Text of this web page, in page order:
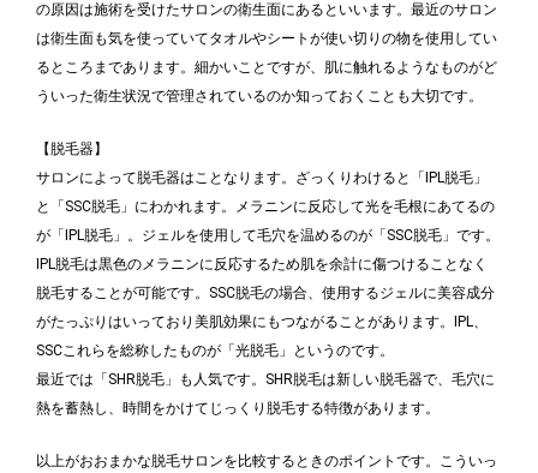
の原因は施術を受けたサロンの衛生面にあるといいます。最近のサロン
は衛生面も気を使っていてタオルやシートが使い切りの物を使用してい
るところまであります。細かいことですが、肌に触れるようなものがど
ういった衛生状況で管理されているのか知っておくことも大切です。
【脱毛器】
サロンによって脱毛器はことなります。ざっくりわけると「IPL脱毛」
と「SSC脱毛」にわかれます。メラニンに反応して光を毛根にあてるの
が「IPL脱毛」。ジェルを使用して毛穴を温めるのが「SSC脱毛」です。
IPL脱毛は黒色のメラニンに反応するため肌を余計に傷つけることなく
脱毛することが可能です。SSC脱毛の場合、使用するジェルに美容成分
がたっぷりはいっており美肌効果にもつながることがあります。IPL、
SSCこれらを総称したものが「光脱毛」というのです。
最近では「SHR脱毛」も人気です。SHR脱毛は新しい脱毛器で、毛穴に
熱を蓄熱し、時間をかけてじっくり脱毛する特徴があります。
以上がおおまかな脱毛サロンを比較するときのポイントです。こういっ